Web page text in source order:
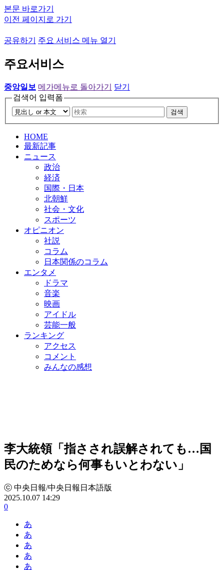
본문 바로가기
이전 페이지로 가기
공유하기 주요 서비스 메뉴 열기
주요서비스
중앙일보 메가메뉴로 돌아가기
닫기
검색어 입력폼
검색
HOME
最新記事
ニュース
政治
経済
国際・日本
北朝鮮
社会・文化
スポーツ
オピニオン
社説
コラム
日本関係のコラム
エンタメ
ドラマ
音楽
映画
アイドル
芸能一般
ランキング
アクセス
コメント
みんなの感想
李大統領「指さされ誤解されても…国
民のためなら何事もいとわない」
ⓒ 中央日報/中央日報日本語版
2025.10.07 14:29
0
あ
あ
あ
あ
あ